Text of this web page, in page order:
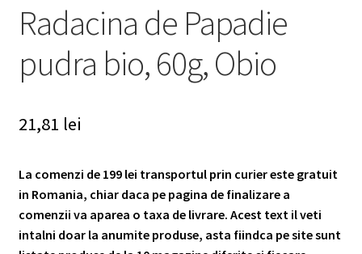
Plată
Coș
Radacina de Papadie
pudra bio, 60g, Obio
21,81 lei
La comenzi de 199 lei transportul prin curier este gratuit
in Romania, chiar daca pe pagina de finalizare a
comenzii va aparea o taxa de livrare. Acest text il veti
intalni doar la anumite produse, asta fiindca pe site sunt